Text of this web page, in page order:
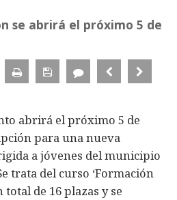
se abrirá el próximo 5 de
abrirá el próximo 5 de
para una nueva
a jóvenes del municipio
trata del curso ‘Formación
total de 16 plazas y se